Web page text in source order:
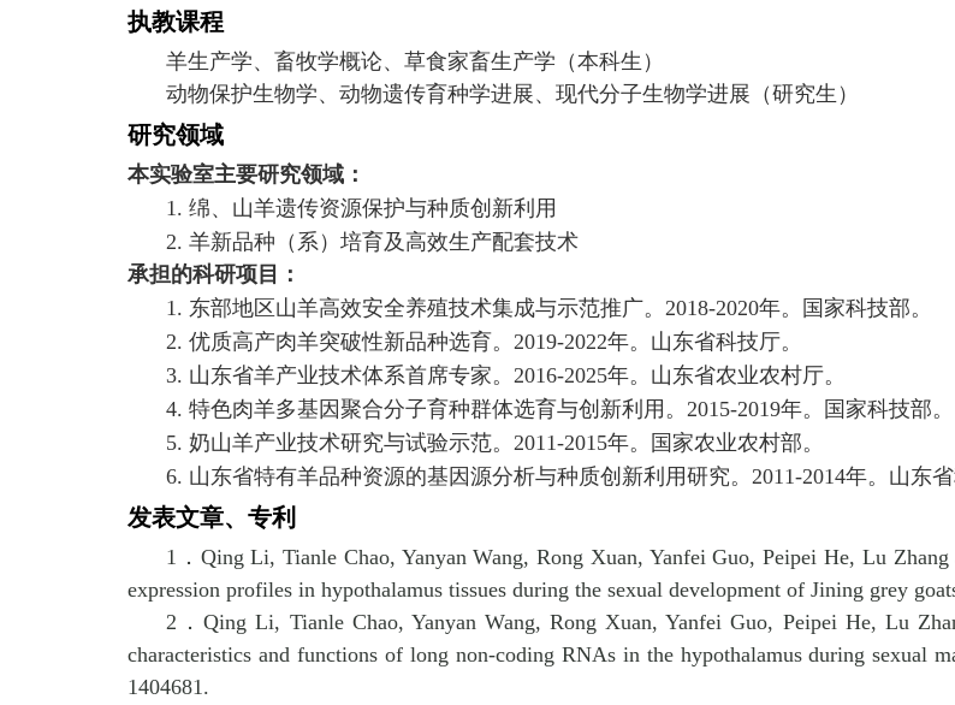
执教课程
羊生产学、畜牧学概论、草食家畜生产学（本科生）
动物保护生物学、动物遗传育种学进展、现代分子生物学进展 （研究生）
研究领域
本实验室主要研究领域：
1.绵、山羊遗传资源保护与种质创新利用
2.羊新品种（系）培育及高效生产配套技术
承担的科研项目：
1. 东部地区山羊高效安全养殖技术集成与示范推广。 2018-2020年。国家科技部。
2.优质高产肉羊突破性新品种选育。 2019-2022年。山东省科技厅。
3. 山东省羊产业技术体系首席专家。 2016-2025年。山东省农业农村厅。
4.特色肉羊多基因聚合分子育种群体选育与创新利用。 2015-2019年。国家科技部。
5.奶山羊产业技术研究与试验示范。 2011-2015年。国家农业农村部。
6. 山东省特有羊品种资源的基因源分析与种质创新利用研究。 2011-2014年。山东省
发表文章、专利
1． Qing Li, Tianle Chao, Yanyan Wang, Rong Xuan, Yanfei Guo, Peipei He, Lu
expression profiles in hypothalamus tissues during the sexual development of Jining grey
2．Qing Li, Tianle Chao, Yanyan Wang, Rong Xuan, Yanfei Guo, Peipei He, Lu
characteristics and functions of long non-coding RNAs in the hypothalamus during sexual
1404681.